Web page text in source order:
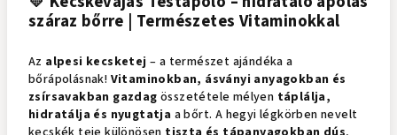
száraz bőrre | Természetes Vitaminokkal
Az alpesi kecsketej – a természet ajándéka a
bőrápolásnak! Vitaminokban, ásványi anyagokban és
zsírsavakban gazdag összetétele mélyen táplálja,
hidratálja és nyugtatja a bőrt. A hegyi légkörben nevelt